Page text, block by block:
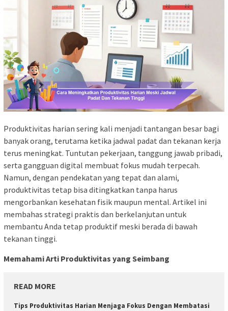
Produktivitas harian sering kali menjadi tantangan besar bagi
banyak orang, terutama ketika jadwal padat dan tekanan kerja
terus meningkat. Tuntutan pekerjaan, tanggung jawab pribadi,
serta gangguan digital membuat fokus mudah terpecah.
Namun, dengan pendekatan yang tepat dan alami,
produktivitas tetap bisa ditingkatkan tanpa harus
mengorbankan kesehatan fisik maupun mental. Artikel ini
membahas strategi praktis dan berkelanjutan untuk
membantu Anda tetap produktif meski berada di bawah
tekanan tinggi.
Memahami Arti Produktivitas yang Seimbang
READ MORE
Tips Produktivitas Harian Menjaga Fokus Dengan Membatasi